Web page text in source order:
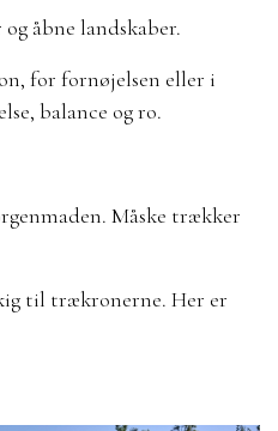
åbne landskaber.
for fornøjelsen eller i
balance og ro.
Måske trækker
til trækronerne. Her er